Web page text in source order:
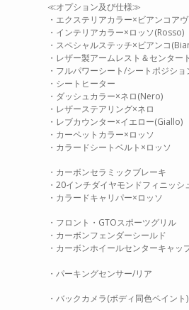
≪オプション及び仕様≫
・エクステリアカラー×ビアンコア
・インテリアカラー×ロッソ(Rosso)
・スペシャルステッチ×ビアンコ
・レザー製アームレスト＆センター
・フルパワーシート/シートポジシ
・シートヒーター
・ダッシュカラー×ネロ(Nero)
・レザーステアリング×ネロ
・レブカウンター×イエロー(Giallo)
・カーペットカラー×ロッソ
・カラードシートベルト×ロッソ
・カーボンセラミックブレーキ
・20インチダイヤモンドフィニッシ
・カラードキャリパー×ロッソ
・フロント・GTOスポーツグリル
・カーボンフェンダーシールド
・カーボンホイールセンターキャッ
・パーキングセンサー/リア
・バックカメラ(ボディ同色ペイント)